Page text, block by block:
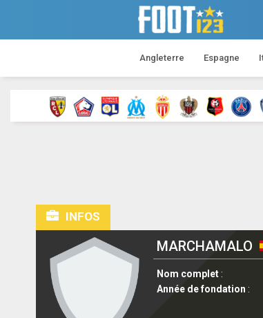
Angleterre Espagne
INFOS
MARCHAMALO
Nom complet:
Année de fondation :